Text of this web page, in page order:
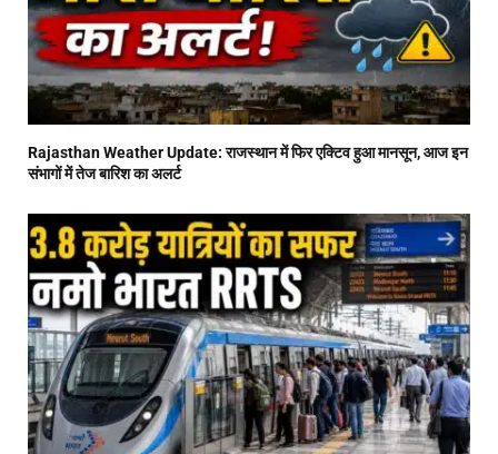
Rajasthan Weather Update: राजस्थान में फिर एक्टिव हुआ मानसून, आज इन
संभागों में तेज बारिश का अलर्ट